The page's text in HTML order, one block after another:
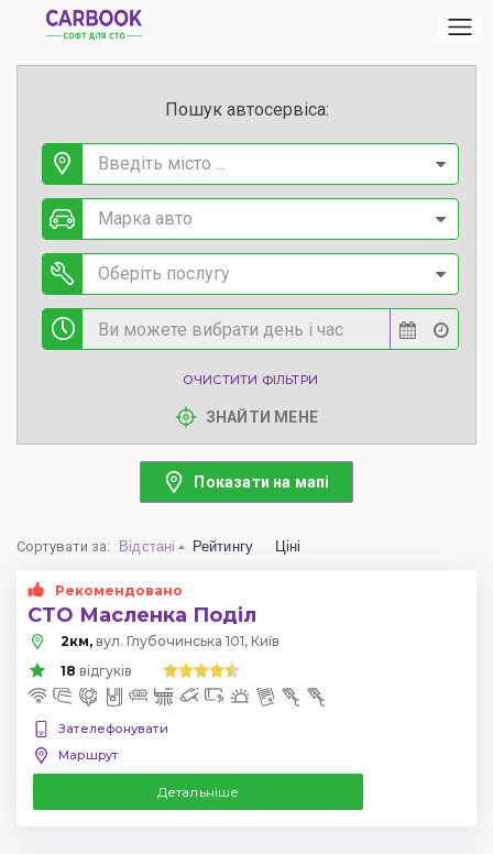
Пошук автосервіса:
Введіть місто ...
Марка авто
Оберіть послугу
ОЧИСТИТИ ФІЛЬТРИ
ЗНАЙТИ МЕНЕ
Показати на мапі
Сортувати за: Відстані Рейтингу Ціні
Рекомендовано
СТО Масленка Поділ
2км, вул. Глубочинська 101, Київ
18 відгуків
Зателефонувати
Маршрут
Детальніше